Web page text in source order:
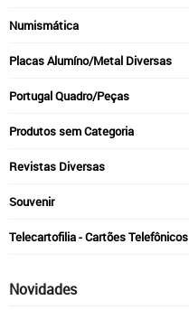
Numismática
Placas Alumíno/Metal Diversas
Portugal Quadro/Peças
Produtos sem Categoria
Revistas Diversas
Souvenir
Telecartofilia - Cartões Telefônicos
Novidades